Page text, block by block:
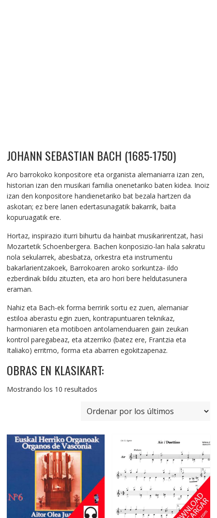
JOHANN SEBASTIAN BACH (1685-1750)
Aro barrokoko konpositore eta organista alemaniarra izan zen,
historian izan den musikari familia onenetariko baten kidea. Inoiz
izan den konpositore handienetariko bat bezala hartzen da
askotan; ez bere lanen edertasunagatik bakarrik, baita
kopuruagatik ere.
Hortaz, inspirazio iturri bihurtu da hainbat musikarirentzat, hasi
Mozartetik Schoenbergera. Bachen konposizio-lan hala sakratu
nola sekularrek, abesbatza, orkestra eta instrumentu
bakarlarientzakoek, Barrokoaren aroko sorkuntza- ildo
ezberdinak bildu zituzten, eta aro hori bere heldutasunera
eraman.
Nahiz eta Bach-ek forma berririk sortu ez zuen, alemaniar
estiloa aberastu egin zuen, kontrapuntuaren teknikaz,
harmoniaren eta motiboen antolamenduaren gain zeukan
kontrol paregabeaz, eta atzerriko (batez ere, Frantzia eta
Italiako) erritmo, forma eta abarren egokitzapenaz.
OBRAS EN KLASIKART:
Mostrando los 10 resultadosOrdenado
los